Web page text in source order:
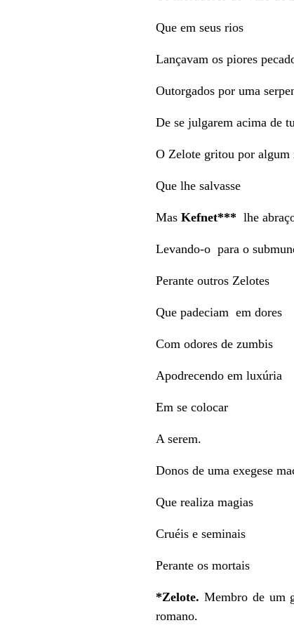
Que em seus rios
Lançavam os piores
Outorgados por uma
De se julgarem acima de
O Zelote gritou por algum
Que lhe salvasse
Mas Kefnet*** lhe
Levando-o para o
Perante outros Zelotes
Que padeciam em dores
Com odores de zumbis
Apodrecendo em luxúria
Em se colocar
A serem.
Donos de uma exegese
Que realiza magias
Cruéis e seminais
Perante os mortais
*Zelote. Membro de um
romano.